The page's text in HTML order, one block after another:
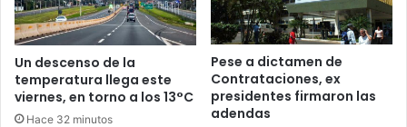
Un descenso de la
temperatura llega este
viernes, en torno a los 13°C
Hace 32 minutos
Pese a dictamen de
Contrataciones, ex
presidentes firmaron las
adendas